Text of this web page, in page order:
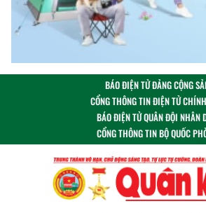
BÁO ĐIỆN TỬ ĐẢNG CỘNG
CỔNG THÔNG TIN ĐIỆN TỬ
BÁO ĐIỆN TỬ QUÂN ĐỘI NHÂN
CỔNG THÔNG TIN BỘ QUỐC